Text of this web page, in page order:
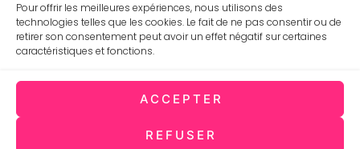
Pour offrir les meilleures expériences, nous utilisons des
technologies telles que les cookies. Le fait de ne pas consentir ou de
retirer son consentement peut avoir un effet négatif sur certaines
caractéristiques et fonctions.
ACCEPTER
REFUSER
06.95.58.86.66